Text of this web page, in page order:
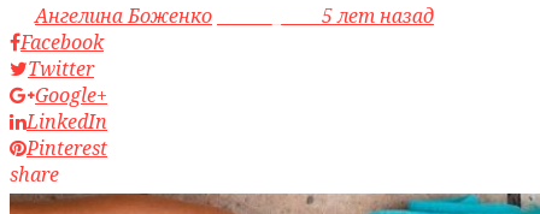
byАнгелина Боженко
5 лет назад
Facebook
Twitter
Google+
LinkedIn
Pinterest
share